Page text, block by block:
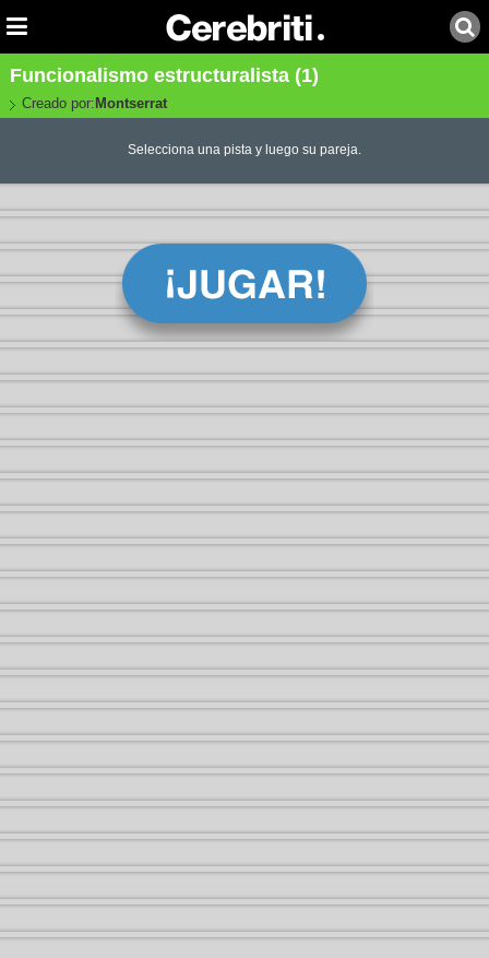
Funcionalismo estructuralista (1)
Creado por: Montserrat
Selecciona una pista y luego su pareja.